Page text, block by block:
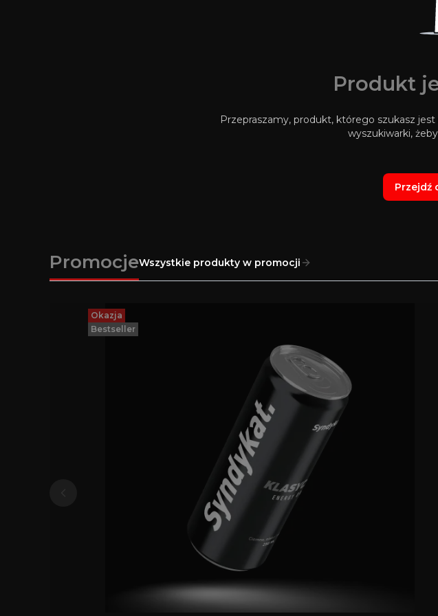
Produkt
Przepraszamy, produkt, którego szukasz
wyszukiwarki,
Przejdź
PromocjeWszystkie produkty w promocji
Okazja
Bestseller